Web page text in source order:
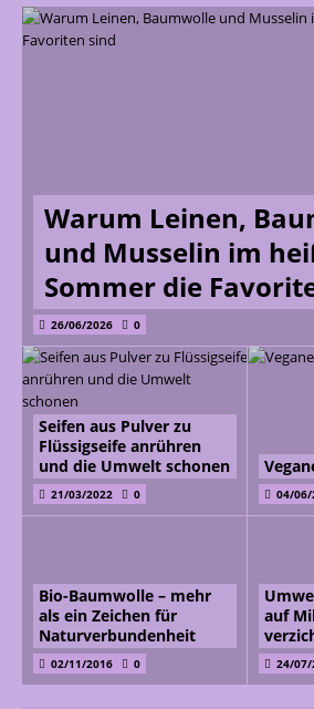
Warum Leinen,
und Musselin im
Sommer die
26/06/2026 0
Seifen aus Pulver zu
Flüssigseife anrühren
und die Umwelt schonen
21/03/2022 0 04/06/
Bio-Baumwolle – mehr
als ein Zeichen für
Naturverbundenheit
02/11/2016 0
auf
24/07/